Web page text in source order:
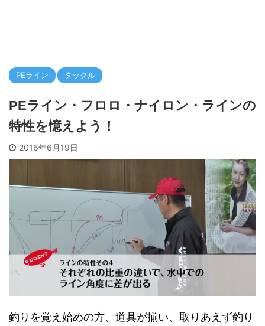
PEライン タックル
PEライン・フロロ・ナイロン・ラインの
特性を憶えよう！
2016年6月19日
釣りを覚え始めの方、道具が揃い、取りあえず釣り